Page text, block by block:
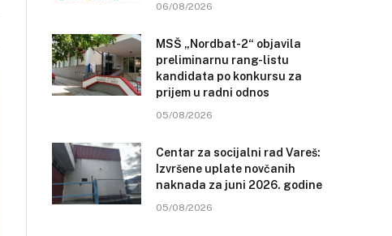
06/08/2026
MSŠ „Nordbat-2“ objavila
preliminarnu rang-listu
kandidata po konkursu za
prijem u radni odnos
05/08/2026
Centar za socijalni rad Vareš:
Izvršene uplate novčanih
naknada za juni 2026. godine
05/08/2026